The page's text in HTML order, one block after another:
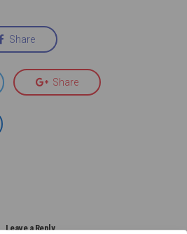
Share
Share
Leave a Reply